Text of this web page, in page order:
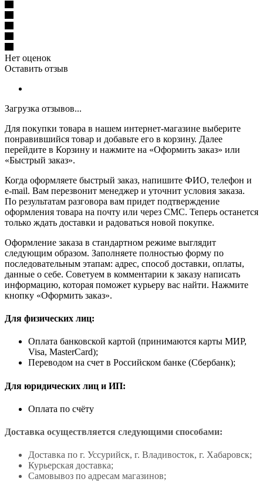
Нет оценок
Оставить отзыв
Загрузка отзывов...
Для покупки товара в нашем интернет-магазине выберите
понравившийся товар и добавьте его в корзину. Далее
перейдите в Корзину и нажмите на «Оформить заказ» или
«Быстрый заказ».
Когда оформляете быстрый заказ, напишите ФИО, телефон и
e-mail. Вам перезвонит менеджер и уточнит условия заказа.
По результатам разговора вам придет подтверждение
оформления товара на почту или через СМС. Теперь останется
только ждать доставки и радоваться новой покупке.
Оформление заказа в стандартном режиме выглядит
следующим образом. Заполняете полностью форму по
последовательным этапам: адрес, способ доставки, оплаты,
данные о себе. Советуем в комментарии к заказу написать
информацию, которая поможет курьеру вас найти. Нажмите
кнопку «Оформить заказ».
Для физических лиц:
Оплата банковской картой (принимаются карты МИР,
Visa, MasterCard);
Переводом на счет в Российском банке (Сбербанк);
Для юридических лиц и ИП:
Оплата по счёту
Доставка осуществляется следующими способами:
Доставка по г. Уссурийск, г. Владивосток, г. Хабаровск;
Курьерская доставка;
Самовывоз по адресам магазинов;